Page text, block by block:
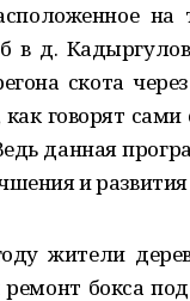
на
в д.
скота
говорят
данная
и
жители
бокса